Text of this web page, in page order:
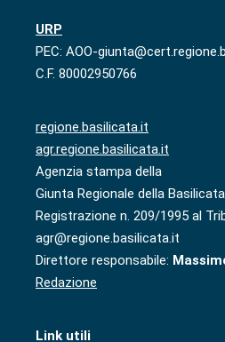
URP
PEC: AOO-
C.F. 80002950766
regione.basilicata.it
agr.regione.basilicata.it
Agenzia stampa della
Giunta Regionale della Basilicata
Registrazione n. 209/1995 al
agr@regione.basilicata.it
Direttore responsabile:
Redazione
Link utili